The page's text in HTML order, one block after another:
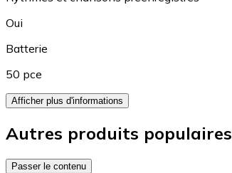
Oui
Batterie
50 pce
Afficher plus d'informations
Autres produits populaires
Passer le contenu